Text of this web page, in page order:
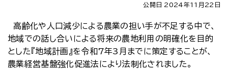
公開日 2024年11月22日
高齢化や人口減少による農業の担い手が不足する中で、
地域での話し合いによる将来の農地利用の明確化を目的
とした『地域計画』を令和7年3月までに策定することが、
農業経営基盤強化促進法により法制化されました。